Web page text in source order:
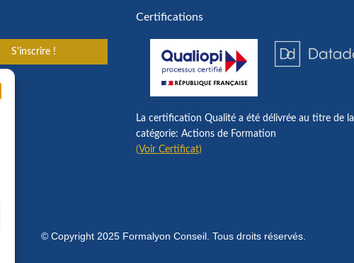
S'inscrire !
Certifications
La certification Qualité a été délivrée au titre de la
catégorie: Actions de Formation
(Voir Certificat)
© Copyright 2025 Formalyon Conseil. Tous droits réservés.